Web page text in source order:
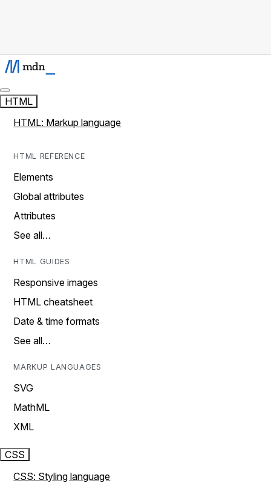
HTML
HTML: Markup language
HTML REFERENCE
Elements
Global attributes
Attributes
See all…
HTML GUIDES
Responsive images
HTML cheatsheet
Date & time formats
See all…
MARKUP LANGUAGES
SVG
MathML
XML
CSS
CSS: Styling language